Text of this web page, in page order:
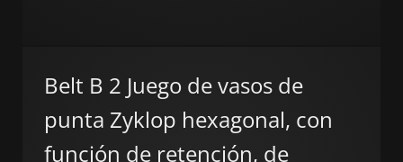
Belt B 2 Juego de vasos de
punta Zyklop hexagonal, con
función de retención, de